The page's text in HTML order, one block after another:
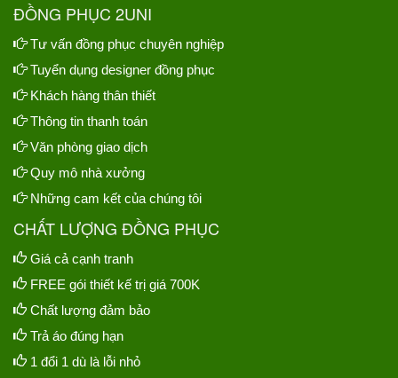
ĐỒNG PHỤC 2UNI
Tư vấn đồng phục chuyên nghiệp
Tuyển dụng designer đồng phục
Khách hàng thân thiết
Thông tin thanh toán
Văn phòng giao dịch
Quy mô nhà xưởng
Những cam kết của chúng tôi
CHẤT LƯỢNG ĐỒNG PHỤC
Giá cả cạnh tranh
FREE gói thiết kế trị giá 700K
Chất lượng đảm bảo
Trả áo đúng hạn
1 đổi 1 dù là lỗi nhỏ